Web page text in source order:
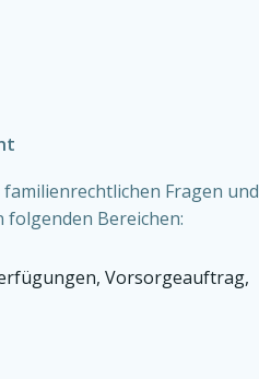
Fragen und
Bereichen:
Vorsorgeauftrag,